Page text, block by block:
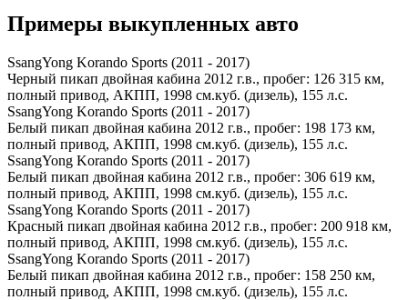
Примеры выкупленных авто
SsangYong Korando Sports (2011 - 2017)
Черный пикап двойная кабина 2012 г.в., пробег: 126 315 км,
полный привод, АКПП, 1998 см.куб. (дизель), 155 л.с.
SsangYong Korando Sports (2011 - 2017)
Белый пикап двойная кабина 2012 г.в., пробег: 198 173 км,
полный привод, АКПП, 1998 см.куб. (дизель), 155 л.с.
SsangYong Korando Sports (2011 - 2017)
Белый пикап двойная кабина 2012 г.в., пробег: 306 619 км,
полный привод, АКПП, 1998 см.куб. (дизель), 155 л.с.
SsangYong Korando Sports (2011 - 2017)
Красный пикап двойная кабина 2012 г.в., пробег: 200 918 км,
полный привод, АКПП, 1998 см.куб. (дизель), 155 л.с.
SsangYong Korando Sports (2011 - 2017)
Белый пикап двойная кабина 2012 г.в., пробег: 158 250 км,
полный привод, АКПП, 1998 см.куб. (дизель), 155 л.с.